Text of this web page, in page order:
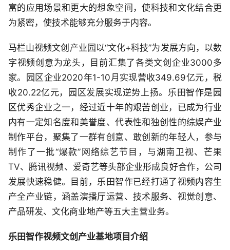
富的应用场景和更大的想象空间，使科技和文化结合更
为紧密，使技术能够充分服务于内容。
马栏山视频文创产业园以“文化+科技”为发展方向，以数
字视频创意为龙头，目前汇集了各类文创企业3000多
家。园区企业2020年1-10月实现营收349.69亿元，税
收20.22亿元，园区发展实现逆势上扬。乐田智作是园
区优秀企业之一，经过近十年的艰苦创业，已成为行业
内有一定知名度和美誉度、代表性和独创性的综娱产业
制作平台，聚集了一群有创意、敢创新的年轻人，参与
制作了一批“爆款”网络综艺节目，与湖南卫视、芒果
TV、腾讯视频、爱奇艺等头部企业形成良好合作，公司
发展快速稳健。目前，乐田智作已经打通了视频内容生
产全产业链，涵盖演播厅运营、技术服务、视觉创意、
产品研发、文化商业地产等五大主营业务。
乐田智作视频文创产业基地项目介绍